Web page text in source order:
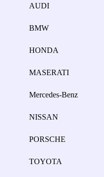
AUDI
BMW
HONDA
MASERATI
Mercedes-Benz
NISSAN
PORSCHE
TOYOTA